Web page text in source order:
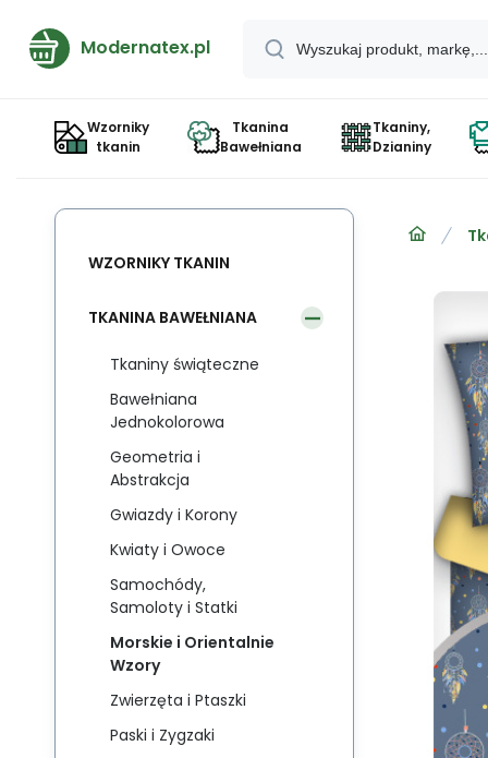
Modernatex.pl
Wzorniky
tkanin
Tkanina
Bawełniana
Tkaniny,
Dzianiny
WZORNIKY TKANIN
TKANINA BAWEŁNIANA
Tkaniny świąteczne
Bawełniana
Jednokolorowa
Geometria i
Abstrakcja
Gwiazdy i Korony
Kwiaty i Owoce
Samochódy,
Samoloty i Statki
Morskie i Orientalnie
Wzory
Zwierzęta i Ptaszki
Paski i Zygzaki